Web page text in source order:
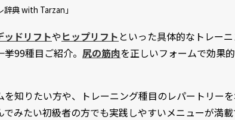
典 with Tarzan」
ッドリフトやヒップリフト といった具体的なトレー
99種目ご紹介。 尻の筋肉を正しいフォームで効果
知りたい方や、トレーニング種目のレパートリー
みたい初級者の方でも実践しやすいメニューが満